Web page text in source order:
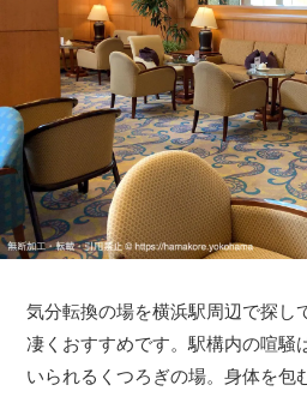
気分転換の場を横浜駅周辺で探し
凄くおすすめです。駅構内の喧騒
いられるくつろぎの場。身体を包